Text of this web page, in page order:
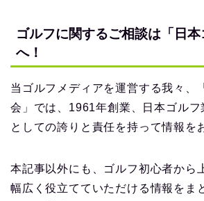
ゴルフに関するご相談は「日本
へ！
当ゴルフメディアを運営する我々、
会」では、1961年創業、日本ゴルフ
としての誇りと責任を持って情報を
本記事以外にも、ゴルフ初心者から
幅広く役立てていただける情報をま